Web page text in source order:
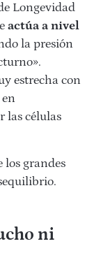
Longevidad
actúa a nivel
la presión
estrecha con
las células
los grandes
ni